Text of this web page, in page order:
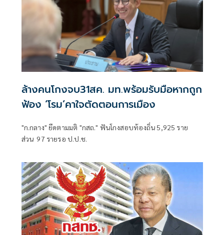
ล้างคนโกงจบ31สค. มท.พร้อมรับมือหากถูก
ฟ้อง ‘โรม’คาใจตัดตอนการเมือง
"ก.กลาง" ยึดตามมติ "กสถ." ฟันโกงสอบท้องถิ่น 5,925 ราย
ส่วน 97 รายรอ ป.ป.ช.